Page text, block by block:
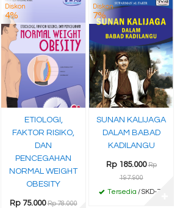
Diskon
4%
ETIOLOGI,
FAKTOR RISIKO,
DAN
PENCEGAHAN
NORMAL WEIGHT
OBESITY
Rp 75.000 Rp 78.000
Diskon
7%
SUNAN KALIJAGA
DALAM BABAD
KADILANGU
Rp 185.000 Rp
197.900
Tersedia / SKD-77